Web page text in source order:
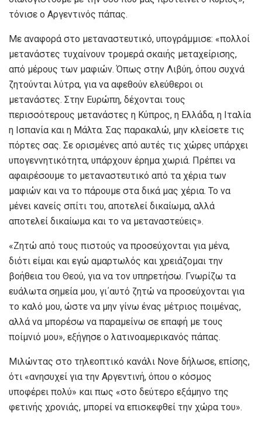
τόνισε ο Αργεντινός πάπας.
Με αναφορά στο μεταναστευτικό, υπογράμμισε: «πολλοί
μετανάστες τυχαίνουν τρομερά σκαιής μεταχείρισης,
από μέρους των μαφιών. Όπως στην Λιβύη, όπου συχνά
ζητούνται λύτρα, για να αφεθούν ελεύθεροι οι
μετανάστες. Στην Ευρώπη, δέχονται τους
περισσότερους μετανάστες η Κύπρος, η Ελλάδα, η Ιταλία
η Ισπανία και η Μάλτα. Σας παρακαλώ, μην κλείσετε τις
πόρτες σας. Σε ορισμένες από αυτές τις χώρες υπάρχει
υπογεννητικότητα, υπάρχουν έρημα χωριά. Πρέπει να
αφαιρέσουμε το μεταναστευτικό από τα χέρια των
μαφιών και να το πάρουμε στα δικά μας χέρια. Το να
μένει κανείς σπίτι του, αποτελεί δικαίωμα, αλλά
αποτελεί δικαίωμα και το να μεταναστεύεις».
«Ζητώ από τους πιστούς να προσεύχονται για μένα,
διότι είμαι και εγώ αμαρτωλός και χρειάζομαι την
βοήθεια του Θεού, για να τον υπηρετήσω. Γνωρίζω τα
ευάλωτα σημεία μου, γι΄αυτό ζητώ να προσεύχονται για
το καλό μου, ώστε να μην γίνω ένας μέτριος ποιμένας,
αλλά να μπορέσω να παραμείνω σε επαφή με τους
ποίμνιό μου», εξήγησε ο λατινοαμερικανός πάπας.
Μιλώντας στο τηλεοπτικό κανάλι Nove δήλωσε, επίσης,
ότι «ανησυχεί για την Αργεντινή, όπου ο κόσμος
υποφέρει πολύ» και πως «στο δεύτερο εξάμηνο της
φετινής χρονιάς, μπορεί να επισκεφθεί την χώρα του».